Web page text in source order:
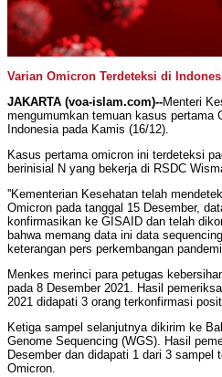
Varian Omicron Terdeteksi di
JAKARTA (voa-islam.com)--Menteri
mengumumkan temuan kasus pertama
Indonesia pada Kamis (16/12).
Kasus pertama omicron ini terdeteksi
berinisial N yang bekerja di RSDC
''Kementerian Kesehatan telah
Omicron pada tanggal 15 Desember,
konfirmasikan ke GISAID dan telah
bahwa memang data ini data
keterangan pers perkembangan
Menkes merinci para petugas
pada 8 Desember 2021. Hasil
2021 didapati 3 orang terkonfirmasi
Ketiga sampel selanjutnya dikirim ke
Genome Sequencing (WGS). Hasil
Desember dan didapati 1 dari 3 sampel
Omicron.